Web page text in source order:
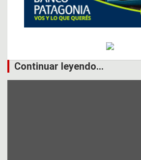
Continuar leyendo...